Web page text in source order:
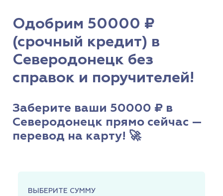
Одобрим 50000 ₽
(срочный кредит) в
Северодонецк без
справок и поручителей!
Заберите ваши 50000 ₽ в
Северодонецк прямо сейчас —
перевод на карту! 🚀
ВЫБЕРИТЕ СУММУ